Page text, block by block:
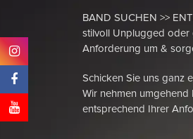
BAND SUCHEN >>
stilvoll Unplugged oder
Anforderung um &
Schicken Sie uns ganz
Wir nehmen
entsprechend Ihrer